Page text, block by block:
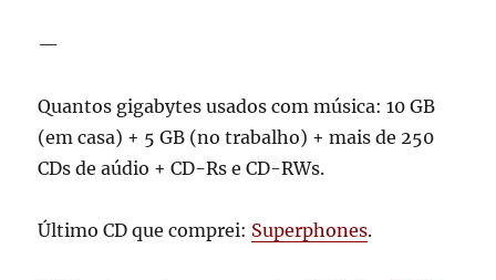
—
Quantos gigabytes usados com música: 10 GB
(em casa) + 5 GB (no trabalho) + mais de 250
CDs de aúdio + CD-Rs e CD-RWs.
Último CD que comprei: Superphones.